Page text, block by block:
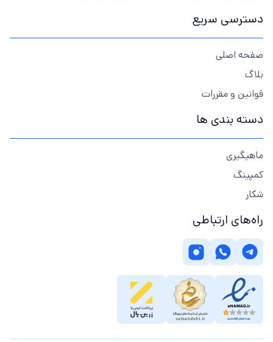
دسترسی سریع
صفحه اصلی
بلاگ
قوانین و مقررات
دسته بندی ها
ماهیگیری
کمپینگ
شکار
راه‌های ارتباطی